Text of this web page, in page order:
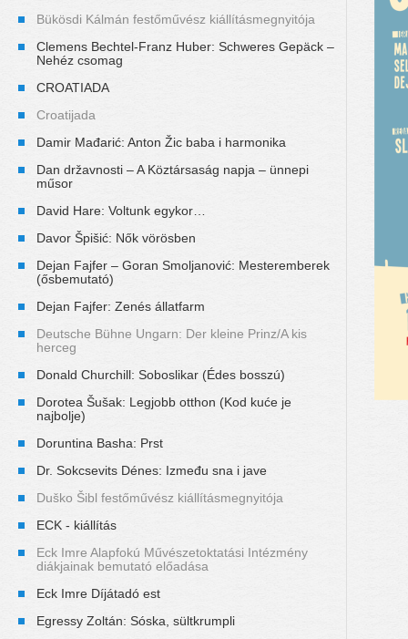
Bükösdi Kálmán festőművész kiállításmegnyitója
Clemens Bechtel-Franz Huber: Schweres Gepäck –
Nehéz csomag
CROATIADA
Croatijada
Damir Mađarić: Anton Žic baba i harmonika
Dan državnosti – A Köztársaság napja – ünnepi
műsor
David Hare: Voltunk egykor…
Davor Špišić: Nők vörösben
Dejan Fajfer – Goran Smoljanović: Mesteremberek
(ősbemutató)
Dejan Fajfer: Zenés állatfarm
Deutsche Bühne Ungarn: Der kleine Prinz/A kis
herceg
Donald Churchill: Soboslikar (Édes bosszú)
Dorotea Šušak: Legjobb otthon (Kod kuće je
najbolje)
Doruntina Basha: Prst
Dr. Sokcsevits Dénes: Između sna i jave
Duško Šibl festőművész kiállításmegnyitója
ECK - kiállítás
Eck Imre Alapfokú Művészetoktatási Intézmény
diákjainak bemutató előadása
Eck Imre Díjátadó est
Egressy Zoltán: Sóska, sültkrumpli